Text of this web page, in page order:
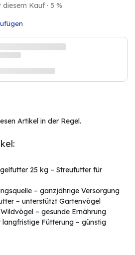
diesem Kauf · 5 %
Artikel in der Regel.
25 kg – Streufutter für
– ganzjährige Versorgung
– unterstützt Gartenvögel
– gesunde Ernährung
Fütterung – günstig